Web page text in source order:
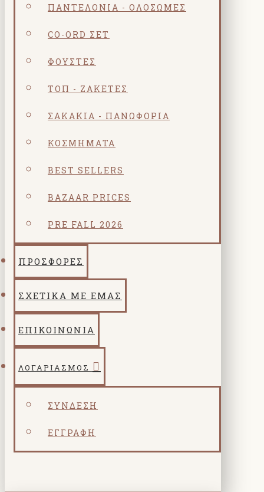
ΠΑΝΤΕΛΌΝΙΑ - ΟΛΌΣΩΜΕΣ
CO-ORD ΣΕΤ
ΦΟΎΣΤΕΣ
ΤΟΠ - ΖΑΚΈΤΕΣ
ΣΑΚΆΚΙΑ - ΠΑΝΩΦΌΡΙΑ
ΚΟΣΜΗΜΑΤΑ
BEST SELLERS
BAZAAR PRICES
PRE FALL 2026
ΠΡΟΣΦΟΡΕΣ
ΣΧΕΤΙΚΑ ΜΕ ΕΜΑΣ
ΕΠΙΚΟΙΝΩΝΙΑ
ΛΟΓΑΡΙΑΣΜΌΣ
ΣΎΝΔΕΣΗ
ΕΓΓΡΑΦΉ